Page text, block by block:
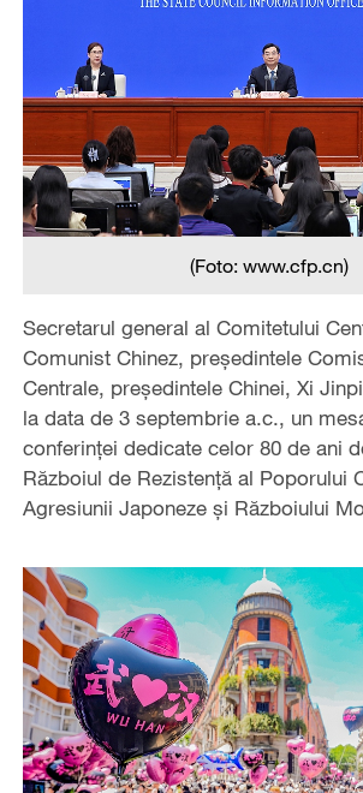
(Foto: www.cfp.cn)
Secretarul general al Comitetului
Comunist Chinez, președintele
Centrale, președintele Chinei, Xi
la data de 3 septembrie a.c., un
conferinței dedicate celor 80 de ani
Războiul de Rezistență al Poporului
Agresiunii Japoneze și Războiului